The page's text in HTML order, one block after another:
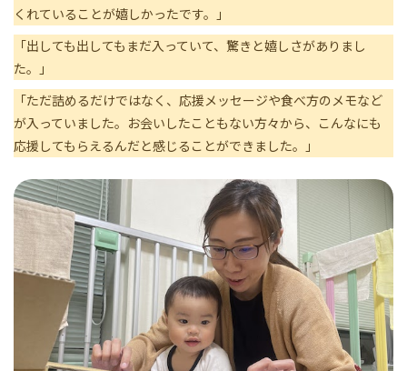
くれていることが嬉しかったです。」
「出しても出してもまだ入っていて、驚きと嬉しさがありまし
た。」
「ただ詰めるだけではなく、応援メッセージや食べ方のメモなど
が入っていました。お会いしたこともない方々から、こんなにも
応援してもらえるんだと感じることができました。」